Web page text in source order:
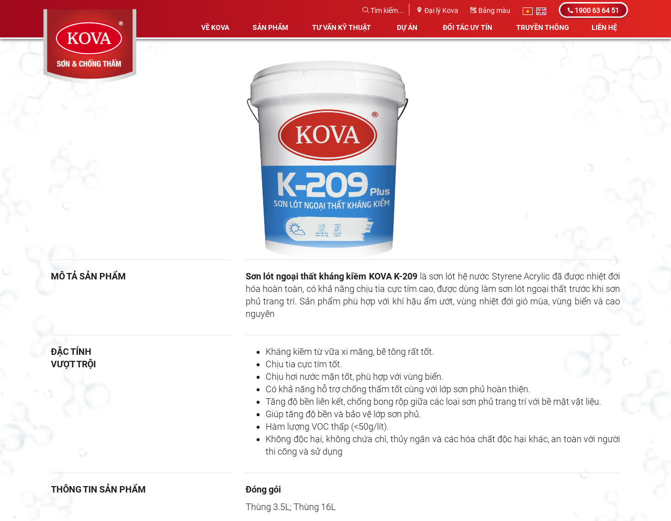
Tìm kiếm... Đại lý Kova Bảng màu 1900 63 64 51
VỀ KOVA SẢN PHẨM TƯ VẤN KỸ THUẬT DỰ ÁN ĐỐI TÁC UY TÍN TRUYỀN THÔNG LIÊN HỆ
MÔ TẢ SẢN PHẨM Sơn lót ngoại thất kháng kiềm KOVA K-209 là sơn lót hệ nước Styrene Acrylic đã được nhiệt đới
hóa hoàn toàn, có khả năng chịu tia cực tím cao, được dùng làm sơn lót ngoại thất trước khi sơn
phủ trang trí. Sản phẩm phù hợp với khí hậu ẩm ướt, vùng nhiệt đới gió mùa, vùng biển và cao
nguyên
ĐẶC TÍNH
VƯỢT TRỘI
Kháng kiềm từ vữa xi măng, bê tông rất tốt.
Chịu tia cực tím tốt.
Chịu hơi nước mặn tốt, phù hợp với vùng biển.
Có khả năng hỗ trợ chống thấm tốt cùng với lớp sơn phủ hoàn thiện.
Tăng độ bền liên kết, chống bong rộp giữa các loại sơn phủ trang trí với bề mặt vật liệu.
Giúp tăng độ bền và bảo vệ lớp sơn phủ.
Hàm lượng VOC thấp (<50g/lít).
Không độc hại, không chứa chì, thủy ngân và các hóa chất độc hại khác, an toàn với người
thi công và sử dụng
THÔNG TIN SẢN PHẨM
Đóng gói
Thùng 3.5L; Thùng 16L